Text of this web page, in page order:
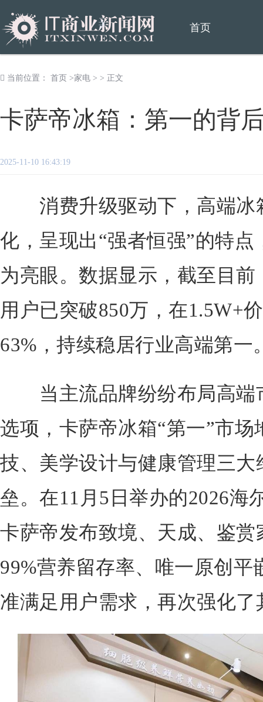
首页
当前位置： 首页 >家电 > > 正文
卡萨帝冰箱：第一的背
2025-11-10 16:43:19
消费升级驱动下，高端冰
化，呈现出“强者恒强”的特
为亮眼。数据显示，截至目
用户已突破850万，在1.5W+
63%，持续稳居行业高端第一
当主流品牌纷纷布局高端
选项，卡萨帝冰箱“第一”市
技、美学设计与健康管理三大
垒。在11月5日举办的2026海
卡萨帝发布致境、天成、鉴
99%营养留存率、唯一原创
准满足用户需求，再次强化